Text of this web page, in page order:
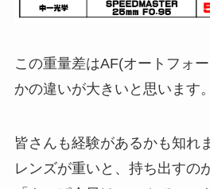
この重量差はAF(オートフォ
かの違いが大きいと思います。
皆さんも経験があるかも知れ
レンズが重いと、持ち出すの